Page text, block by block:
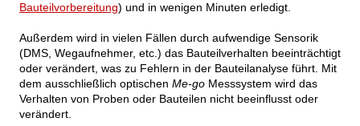
Bauteilvorbereitung) und in wenigen Minuten erledigt.
Außerdem wird in vielen Fällen durch aufwendige Sensorik
(DMS, Wegaufnehmer, etc.) das Bauteilverhalten beeinträchtigt
oder verändert, was zu Fehlern in der Bauteilanalyse führt. Mit
dem ausschließlich optischen Me-go Messsystem wird das
Verhalten von Proben oder Bauteilen nicht beeinflusst oder
verändert.